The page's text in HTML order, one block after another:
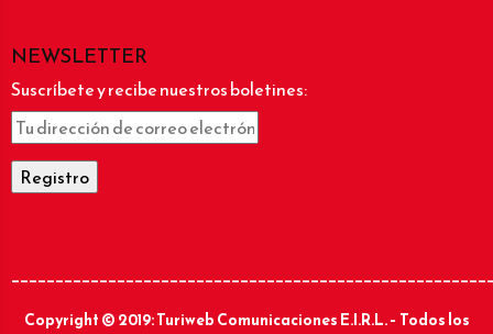
NEWSLETTER
Suscríbete y recibe nuestros boletines:
Copyright © 2019: Turiweb Comunicaciones E.I.R.L. – Todos los